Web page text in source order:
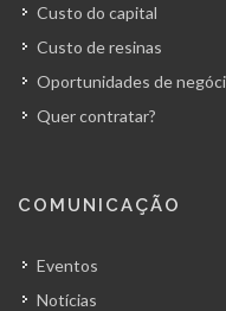
Custo do capital
Custo de resinas
Oportunidades de
Quer contratar?
COMUNICAÇÃO
Eventos
Notícias